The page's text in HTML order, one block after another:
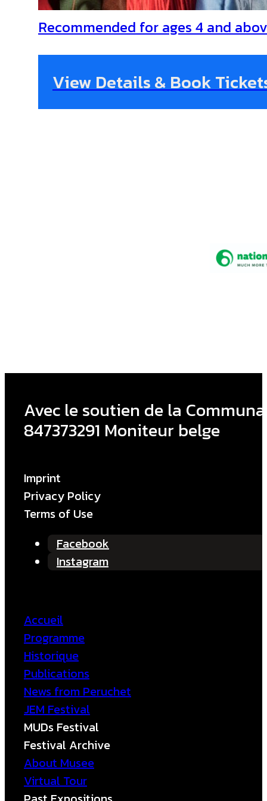
Recommended for ages 4 and
View Details & Book
Avec le soutien de la
847373291 Moniteur belge
Imprint
Privacy Policy
Terms of Use
Facebook
Instagram
Accueil
Programme
Historique
Publications
News from Peruchet
JEM Festival
MUDs Festival
Festival Archive
About Musee
Virtual Tour